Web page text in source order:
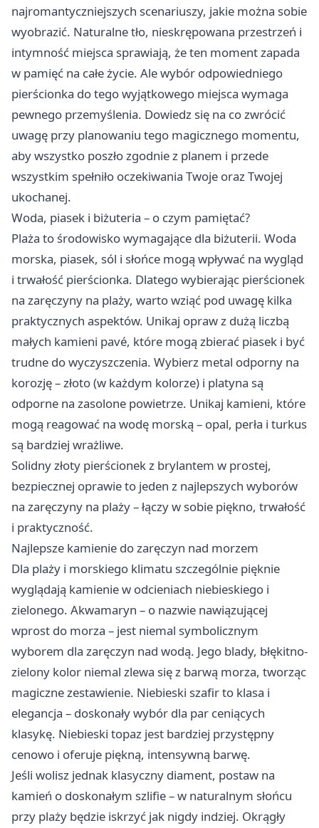
najromantyczniejszych scenariuszy, jakie można sobie
wyobrazić. Naturalne tło, nieskrępowana przestrzeń i
intymność miejsca sprawiają, że ten moment zapada
w pamięć na całe życie. Ale wybór odpowiedniego
pierścionka do tego wyjątkowego miejsca wymaga
pewnego przemyślenia. Dowiedz się na co zwrócić
uwagę przy planowaniu tego magicznego momentu,
aby wszystko poszło zgodnie z planem i przede
wszystkim spełniło oczekiwania Twoje oraz Twojej
ukochanej.
Woda, piasek i biżuteria – o czym pamiętać?
Plaża to środowisko wymagające dla biżuterii. Woda
morska, piasek, sól i słońce mogą wpływać na wygląd
i trwałość pierścionka. Dlatego wybierając pierścionek
na zaręczyny na plaży, warto wziąć pod uwagę kilka
praktycznych aspektów. Unikaj opraw z dużą liczbą
małych kamieni pavé, które mogą zbierać piasek i być
trudne do wyczyszczenia. Wybierz metal odporny na
korozję – złoto (w każdym kolorze) i platyna są
odporne na zasolone powietrze. Unikaj kamieni, które
mogą reagować na wodę morską – opal, perła i turkus
są bardziej wrażliwe.
Solidnyzłoty pierścionek z brylantem w prostej,
bezpiecznej oprawie to jeden z najlepszych wyborów
na zaręczyny na plaży – łączy w sobie piękno, trwałość
i praktyczność.
Najlepsze kamienie do zaręczyn nad morzem
Dla plaży i morskiego klimatu szczególnie pięknie
wyglądają kamienie w odcieniach niebieskiego i
zielonego. Akwamaryn – o nazwie nawiązującej
wprost do morza – jest niemal symbolicznym
wyborem dla zaręczyn nad wodą. Jego blady, błękitno-
zielony kolor niemal zlewa się z barwą morza, tworząc
magiczne zestawienie. Niebieski szafir to klasa i
elegancja – doskonały wybór dla par ceniących
klasykę. Niebieski topaz jest bardziej przystępny
cenowo i oferuje piękną, intensywną barwę.
Jeśli wolisz jednak klasyczny diament, postaw na
kamień o doskonałym szlifie – w naturalnym słońcu
przy plaży będzie iskrzyć jak nigdy indziej. Okrągły